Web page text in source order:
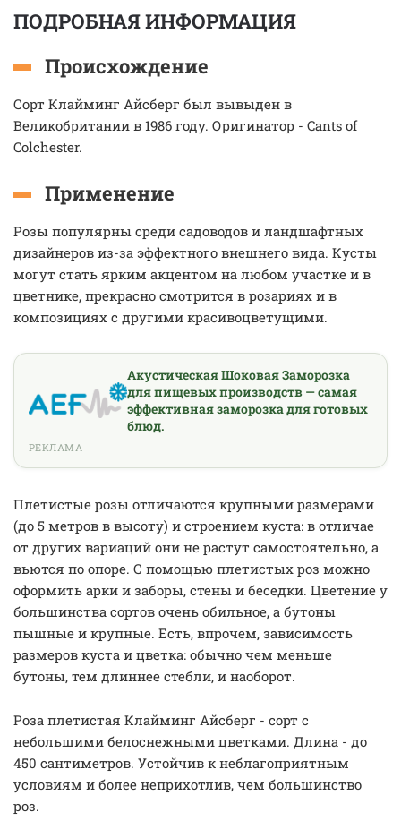
ПОДРОБНАЯ ИНФОРМАЦИЯ
Происхождение
Сорт Клайминг Айсберг был вывыден в
Великобритании в 1986 году. Оригинатор - Cants of
Colchester.
Применение
Розы популярны среди садоводов и ландшафтных
дизайнеров из-за эффектного внешнего вида. Кусты
могут стать ярким акцентом на любом участке и в
цветнике, прекрасно смотрится в розариях и в
композициях с другими красивоцветущими.
Акустическая Шоковая Заморозка
для пищевых производств — самая
эффективная заморозка для готовых
блюд.
РЕКЛАМА
Плетистые розы отличаются крупными размерами
(до 5 метров в высоту) и строением куста: в отличае
от других вариаций они не растут самостоятельно, а
вьются по опоре. С помощью плетистых роз можно
оформить арки и заборы, стены и беседки. Цветение у
большинства сортов очень обильное, а бутоны
пышные и крупные. Есть, впрочем, зависимость
размеров куста и цветка: обычно чем меньше
бутоны, тем длиннее стебли, и наоборот.
Роза плетистая Клайминг Айсберг - сорт с
небольшими белоснежными цветками. Длина - до
450 сантиметров. Устойчив к неблагоприятным
условиям и более неприхотлив, чем большинство
роз.